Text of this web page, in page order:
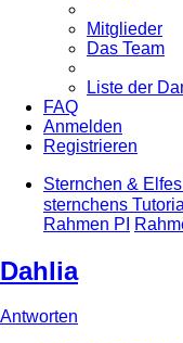
Mitglieder
Das Team
Liste der
FAQ
Anmelden
Registrieren
Sternchen &
sternchens
Rahmen PI
Dahlia
Antworten